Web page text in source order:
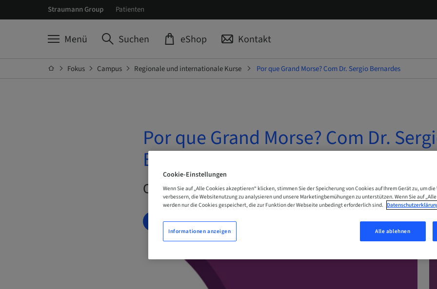
Straumann Group Patienten
Menü Suchen eShop Kontakt
Fokus Campus Regionale und internationale Kurse Por que Grand Morse? Com Dr. Sergio Bernardes
Por que Grand Morse? Com Dr.
Bernardes
On-Demand | Online
JETZT BUCHEN
Cookie-Einstellungen
Wenn Sie auf „Alle Cookies akzeptieren“ klicken, stimmen Sie der Speicherung von Cookies auf Ihrem Gerät zu, um
verbessern, die Websitenutzung zu analysieren und unsere Marketingbemühungen zu unterstützen. Wenn Sie auf
werden nur die Cookies gespeichert, die zur Funktion der Webseite unbedingt erforderlich sind.
Alle ablehnen
Informationen anzeigen